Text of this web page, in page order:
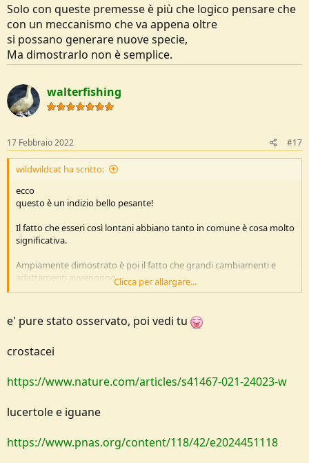
Solo con queste premesse è più che logico pensare che
con un meccanismo che va appena oltre
si possano generare nuove specie,
Ma dimostrarlo non è semplice.
walterfishing
17 Febbraio 2022 #17
wildwildcat ha scritto:
ecco
questo è un indizio bello pesante!
Il fatto che esseri così lontani abbiano tanto in comune è cosa molto
significativa.
Ampiamente dimostrato è poi il fatto che grandi cambiamenti e
adattamenti avvengono
restando nella stessa specie ..dal chiwawa all'alano per dire.
Solo con queste premesse è più che logico pensare che con un
meccanismo che va appena oltre
Ma dimostrarlo non è semplice.
Clicca per allargare...
e' pure stato osservato, poi vedi tu
crostacei
https://www.nature.com/articles/s41467-021-24023-w
lucertole e iguane
https://www.pnas.org/content/118/42/e2024451118